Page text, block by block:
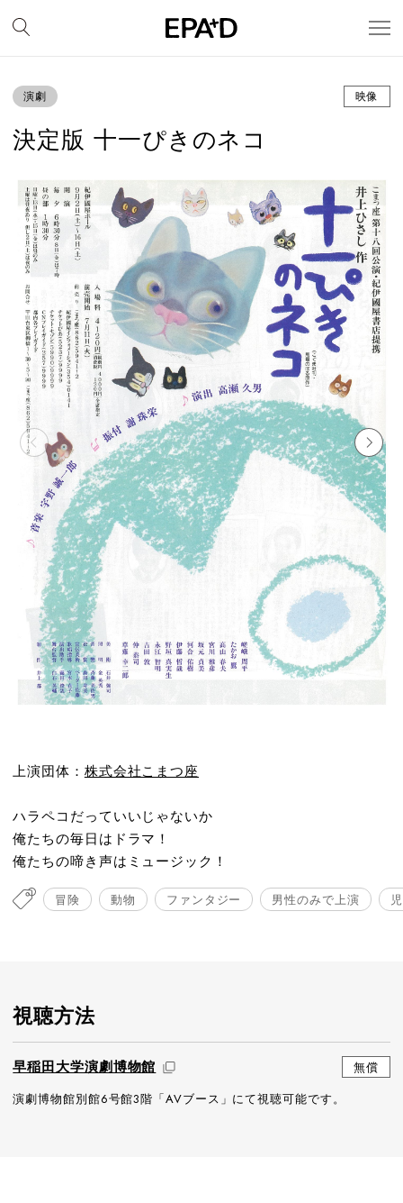
演劇 映像
決定版 十一ぴきのネコ
上演団体： 株式会社こまつ座
ハラペコだっていいじゃないか
俺たちの毎日はドラマ！
俺たちの啼き声はミュージック！
冒険 動物 ファンタジー 男性のみで上演
視聴方法
早稲田大学演劇博物館
無償
演劇博物館別館6号館3階「AVブース」にて視聴可能です。